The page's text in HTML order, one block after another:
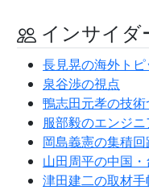
インサイダ
長見晃の海外トピ
泉谷渉の視点
鴨志田元孝の技
服部毅のエンジ
岡島義憲の集積
山田周平の中国・
津田建二の取材手